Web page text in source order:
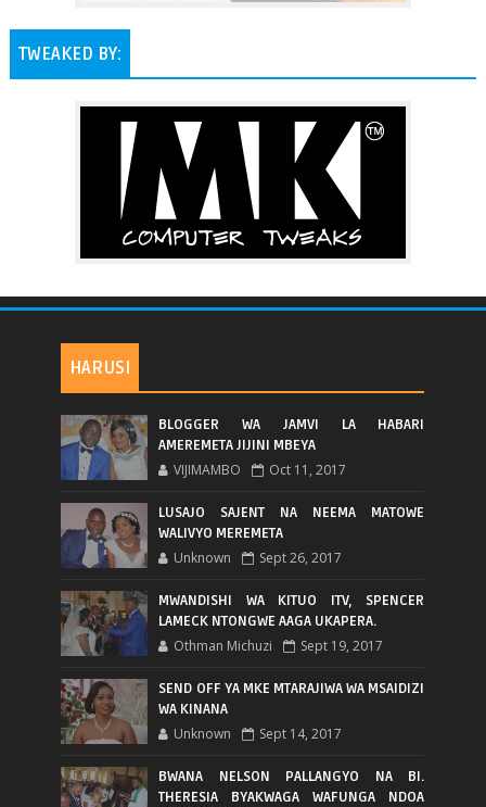
TWEAKED BY:
HARUSI
BLOGGER WA JAMVI LA HABARI
AMEREMETA JIJINI MBEYA
VIJIMAMBO Oct 11, 2017
LUSAJO SAJENT NA NEEMA MATOWE
WALIVYO MEREMETA
Unknown Sept 26, 2017
MWANDISHI WA KITUO ITV, SPENCER
LAMECK NTONGWE AAGA UKAPERA.
Othman Michuzi Sept 19, 2017
SEND OFF YA MKE MTARAJIWA WA MSAIDIZI
WA KINANA
Unknown Sept 14, 2017
BWANA NELSON PALLANGYO NA BI.
THERESIA BYAKWAGA WAFUNGA NDOA